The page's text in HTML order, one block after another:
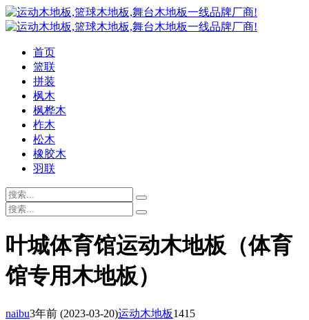
首页
篮联
拼装
枫木
枫桦木
柞木
松木
橡胶木
羽联
叶城体育馆运动木地板（体育
馆专用木地板）
naibu3年前 (2023-03-20)运动木地板1415